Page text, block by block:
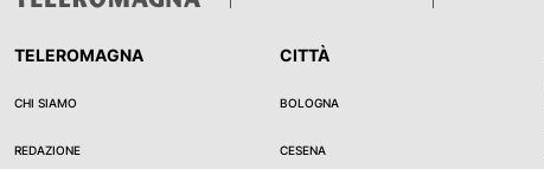
TELEROMAGNA
CHI SIAMO
REDAZIONE
CITTÀ
BOLOGNA
CESENA